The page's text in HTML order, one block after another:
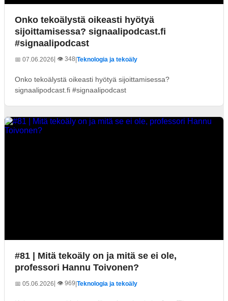
Onko tekoälystä oikeasti hyötyä
sijoittamisessa? signaalipodcast.fi
#signaalipodcast
📅 07.06.2026| 👁️ 348 Teknologia ja tekoäly
Onko tekoälystä oikeasti hyötyä sijoittamisessa?
signaalipodcast.fi #signaalipodcast
#81 | Mitä tekoäly on ja mitä se ei ole,
professori Hannu Toivonen?
📅 05.06.2026| 👁️ 969 Teknologia ja tekoäly